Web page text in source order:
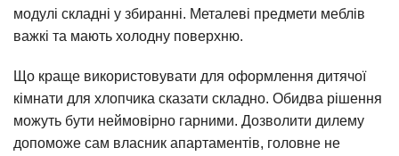
модулі складні у збиранні. Металеві предмети меблів
важкі та мають холодну поверхню.
Що краще використовувати для оформлення дитячої
кімнати для хлопчика сказати складно. Обидва рішення
можуть бути неймовірно гарними. Дозволити дилему
допоможе сам власник апартаментів, головне не